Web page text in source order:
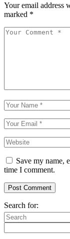
Your email address
marked *
Save my name,
time I comment.
Post Comment
Search for: